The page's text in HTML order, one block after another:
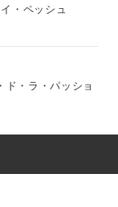
・ペッシュ
ド・ラ・パッショ